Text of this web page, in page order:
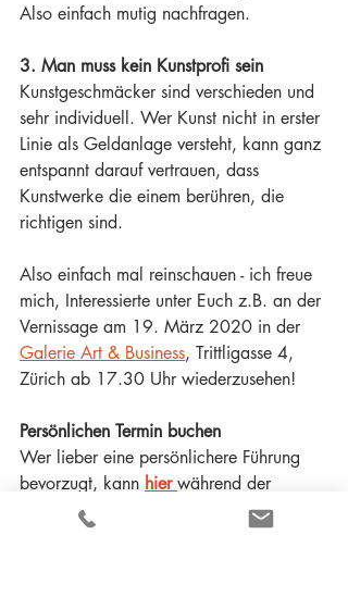
Also einfach mutig nachfragen.
3. Man muss kein Kunstprofi sein
Kunstgeschmäcker sind verschieden und
sehr individuell. Wer Kunst nicht in erster
Linie als Geldanlage versteht, kann ganz
entspannt darauf vertrauen, dass
Kunstwerke die einem berühren, die
richtigen sind.
Also einfach mal reinschauen - ich freue
mich, Interessierte unter Euch z.B. an der
Vernissage am 19. März 2020 in der
Galerie Art & Business, Trittligasse 4,
Zürich ab 17.30 Uhr wiederzusehen!
Persönlichen Termin buchen
Wer lieber eine persönlichere Führung
bevorzugt, kann hier während der
Ausstellungszeit bis 4. April 2020 gerne
einen Termin vereinbaren.